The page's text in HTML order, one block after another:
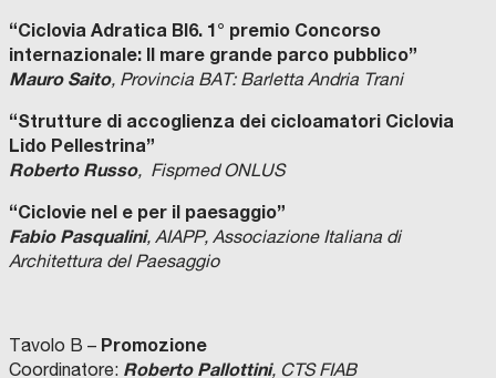
“Ciclovia Adratica BI6. 1° premio Concorso
internazionale: Il mare grande parco pubblico”
Mauro Saito, Provincia BAT: Barletta Andria Trani
“Strutture di accoglienza dei cicloamatori Ciclovia
Lido Pellestrina”
Roberto Russo, Fispmed ONLUS
“Ciclovie nel e per il paesaggio”
Fabio Pasqualini, AIAPP, Associazione Italiana di
Architettura del Paesaggio
Tavolo B – Promozione
Coordinatore: Roberto Pallottini, CTS FIAB